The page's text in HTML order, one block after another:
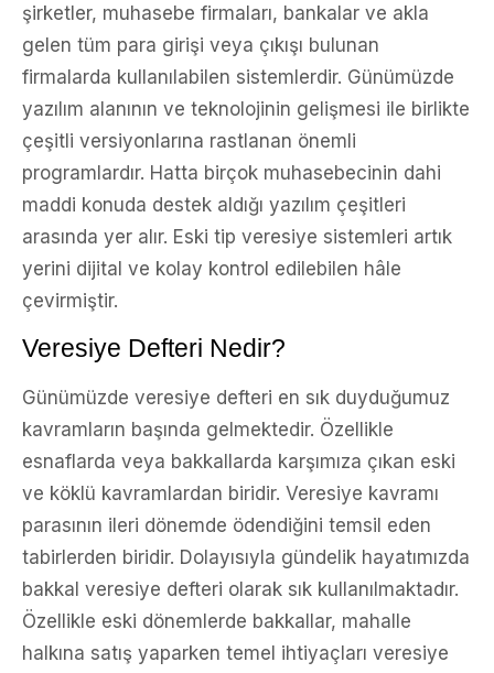
şirketler, muhasebe firmaları, bankalar ve akla
gelen tüm para girişi veya çıkışı bulunan
firmalarda kullanılabilen sistemlerdir. Günümüzde
yazılım alanının ve teknolojinin gelişmesi ile birlikte
çeşitli versiyonlarına rastlanan önemli
programlardır. Hatta birçok muhasebecinin dahi
maddi konuda destek aldığı yazılım çeşitleri
arasında yer alır. Eski tip veresiye sistemleri artık
yerini dijital ve kolay kontrol edilebilen hâle
çevirmiştir.
Veresiye Defteri Nedir?
Günümüzde veresiye defteri en sık duyduğumuz
kavramların başında gelmektedir. Özellikle
esnaflarda veya bakkallarda karşımıza çıkan eski
ve köklü kavramlardan biridir. Veresiye kavramı
parasının ileri dönemde ödendiğini temsil eden
tabirlerden biridir. Dolayısıyla gündelik hayatımızda
bakkal veresiye defteri olarak sık kullanılmaktadır.
Özellikle eski dönemlerde bakkallar, mahalle
halkına satış yaparken temel ihtiyaçları veresiye